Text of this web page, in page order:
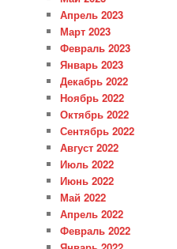
Апрель 2023
Март 2023
Февраль 2023
Январь 2023
Декабрь 2022
Ноябрь 2022
Октябрь 2022
Сентябрь 2022
Август 2022
Июль 2022
Июнь 2022
Май 2022
Апрель 2022
Февраль 2022